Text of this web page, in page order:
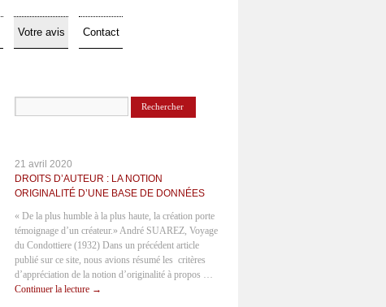
Votre avis Contact
21 avril 2020
DROITS D’AUTEUR : LA NOTION
ORIGINALITÉ D’UNE BASE DE DONNÉES
« De la plus humble à la plus haute, la création porte
témoignage d’un créateur.» André SUAREZ, Voyage
du Condottiere (1932) Dans un précédent article
publié sur ce site, nous avions résumé les critères
d’appréciation de la notion d’originalité à propos …
Continuer la lecture →